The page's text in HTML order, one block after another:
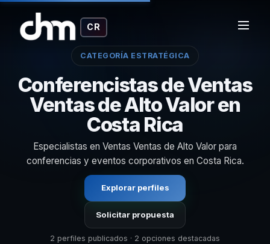
CR
CATEGORÍA ESTRATÉGICA
Conferencistas de Ventas
Ventas de Alto Valor en
Costa Rica
Especialistas en Ventas Ventas de Alto Valor para
conferencias y eventos corporativos en Costa Rica.
Explorar perfiles
Solicitar propuesta
2 perfiles publicados · 2 opciones destacadas